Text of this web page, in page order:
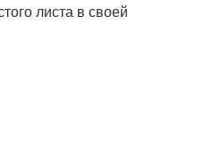
листа в своей